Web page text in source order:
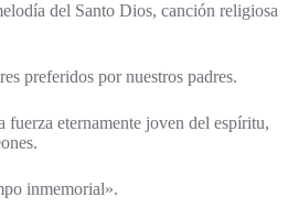
del Santo Dios, canción religiosa
preferidos por nuestros padres.
eternamente joven del espíritu,
inmemorial».